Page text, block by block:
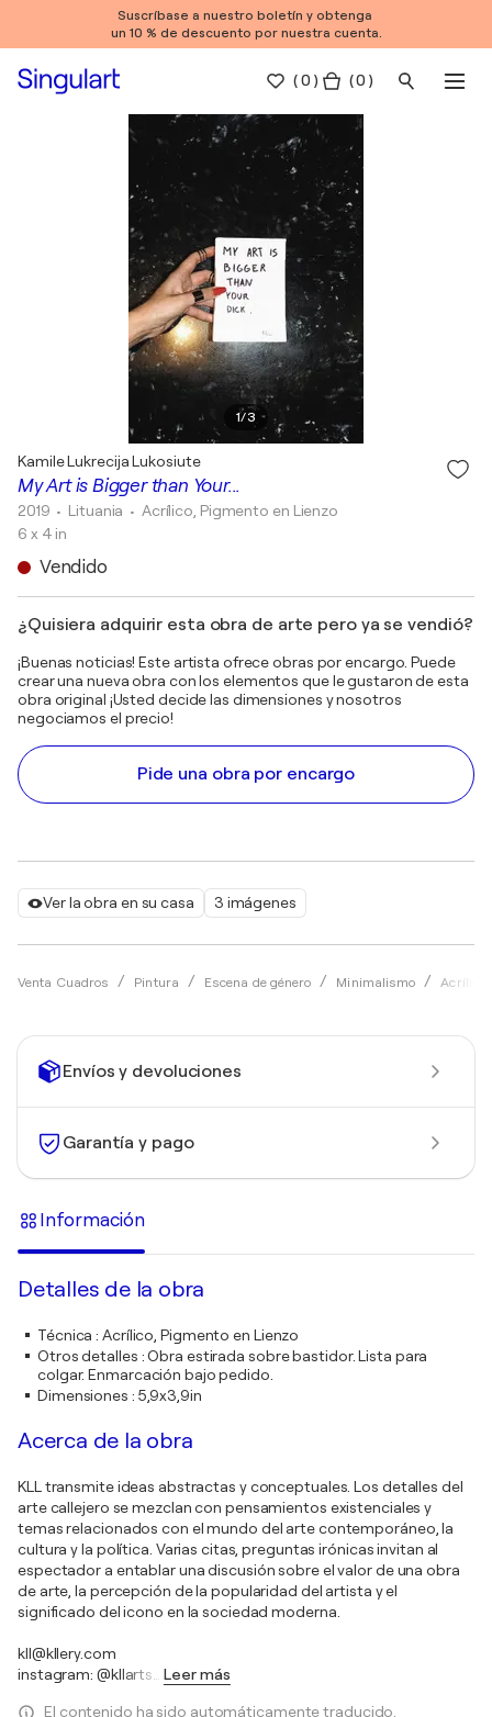
Suscríbase a nuestro boletín y obtenga
un 10 % de descuento por nuestra cuenta.
(0 ) ( 0 )
1/3
Ver la obra en su casa 3 imágenes
Venta Cuadros Pintura Escena de género Minimalismo Acrílico
My Art is Bigger than Your...
Kamile Lukrecija Lukosiute
2019 • Lituania • Acrílico, Pigmento en Lienzo
6 x 4 in
Vendido
¿Quisiera adquirir esta obra de arte pero ya se vendió?
¡Buenas noticias! Este artista ofrece obras por encargo. Puede
crear una nueva obra con los elementos que le gustaron de esta
obra original ¡Usted decide las dimensiones y nosotros
negociamos el precio!
Pide una obra por encargo
Envíos y devoluciones
Garantía y pago
Información
Detalles de la obra
Técnica :Acrílico, Pigmento en Lienzo
Otros detalles :Obra estirada sobre bastidor. Lista para
colgar. Enmarcación bajo pedido.
Dimensiones : 5,9x3,9in
Acerca de la obra
KLL transmite ideas abstractas y conceptuales. Los detalles del
arte callejero se mezclan con pensamientos existenciales y
temas relacionados con el mundo del arte contemporáneo, la
cultura y la política. Varias citas, preguntas irónicas invitan al
espectador a entablar una discusión sobre el valor de una obra
de arte, la percepción de la popularidad del artista y el
significado del icono en la sociedad moderna.
kll@kllery.com
instagram: @kllarts
Leer más
El contenido ha sido automáticamente traducido.